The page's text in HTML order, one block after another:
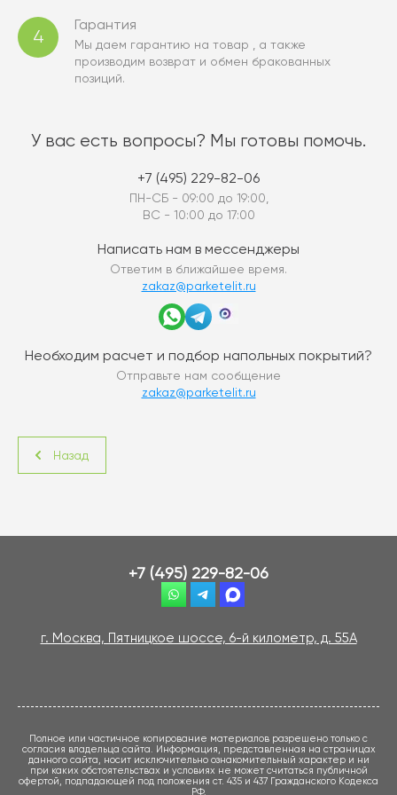
4
Гарантия
Мы даем гарантию на товар , а также
производим возврат и обмен бракованных
позиций.
У вас есть вопросы? Мы готовы помочь.
+7 (495) 229-82-06
ПН-СБ - 09:00 до 19:00,
ВС - 10:00 до 17:00
Написать нам в мессенджеры
Ответим в ближайшее время.
zakaz@parketelit.ru
Необходим расчет и подбор напольных покрытий?
Отправьте нам сообщение
zakaz@parketelit.ru
Назад
+7 (495) 229-82-06
г. Москва, Пятницкое шоссе, 6-й километр, д. 55А
Полное или частичное копирование материалов разрешено только с
согласия владельца сайта. Информация, представленная на страницах
данного сайта, носит исключительно ознакомительный характер и ни
при каких обстоятельствах и условиях не может считаться публичной
офертой, подпадающей под положения ст. 435 и 437 Гражданского Кодекса
РФ.